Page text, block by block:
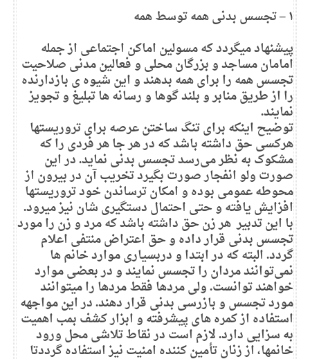
۱ – تجسس بدنی همه توسط همه
پیشنهاد میگردد که مسولین اماکن اجتماعی از جمله
امامان مساجد و بزرگان محلی و فعالین مدنی صلاحیت
تجسس همه را برای همه بدهند و این شیوه ی بازدارنده
را از طریق منابر و بلند گوها و رسانه ها تبلیغ و تجویز
نمایند.
توضیح اینکه برای تنگ ساختن عرصه برای تروریستها
هرکسی حق داشته باشد که در هر جا هر فردی را که
مشکوک به نظر می‌رسد تجسس بدنی نماید. در این
صورت ولو انفجار صورت بگیرد تخریب آن در بیرون از
محوطه عمومی بوده و امکان ترساندن خود تروریستها
افزایش یافته و حتی احتمال دستگیری شان نیز میرود.
با این تدبیر هر زن حق داشته باشد که مرد و زن را مورد
تجسس بدنی قرار داده و حق اعتراض منتفی اعلام
گردد. البته که در ابتدا و دربسیاری موارد خانم ها
نمی‌توانند مردان را تجسس نمایند و در بعضی موارد
خواهند توانست. ولی مردها فقط مردها را میتوانند
مورد تجسس و بازرسی بدنی قرار دهند. در این مواجهه
استفاده از کمره های پیشرفته و ابزار کشف بمب اهمیت
به سزایی دارد. لازم است در نقاط تلاشی محل ورود
خانمها، از زنان تأمین کننده امنیت نیز استفاده گرددتا